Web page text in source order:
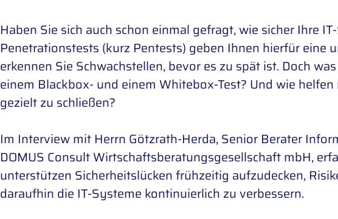
Haben Sie sich auch schon einmal gefragt, wie sicher Ihre
Penetrationstests (kurz Pentests) geben Ihnen hierfür eine
erkennen Sie Schwachstellen, bevor es zu spät ist. Doch
einem Blackbox- und einem Whitebox-Test? Und wie
gezielt zu schließen?
Im Interview mit Herrn Götzrath-Herda, Senior Berater
DOMUS Consult Wirtschaftsberatungsgesellschaft mbH,
unterstützen Sicherheitslücken frühzeitig aufzudecken,
daraufhin die IT-Systeme kontinuierlich zu verbessern.